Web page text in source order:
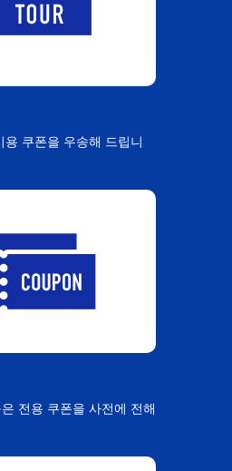
쿠폰을 우송해 드립니
전용 쿠폰을 사전에 전해